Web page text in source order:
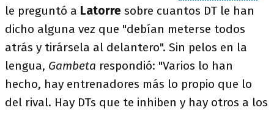
le preguntó a Latorre sobre cuantos DT le han
dicho alguna vez que "debían meterse todos
atrás y tirársela al delantero". Sin pelos en la
lengua, Gambeta respondió: "Varios lo han
hecho, hay entrenadores más lo propio que lo
del rival. Hay DTs que te inhiben y hay otros a los